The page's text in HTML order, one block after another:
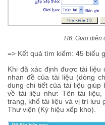
H6: Giao diện
=> Kết quả tìm kiếm: 45 biểu
Khi đã xác định được tài liệu
nhan đề của tài liệu (dòng
dung chi tiết của tài liệu giúp
về tài liệu như: Tên tài
trang, khổ tài liệu và vị trí lưu
Thư viện (Ký hiệu xếp kho).